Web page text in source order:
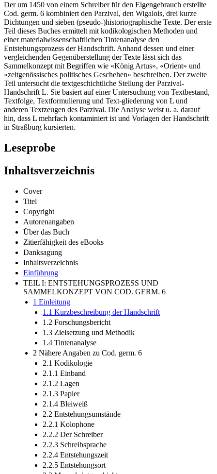
Der um 1450 von einem Schreiber für den Eigengebrauch erstellte
Cod. germ. 6 kombiniert den Parzival, den Wigalois, drei kurze
Dichtungen und sieben (pseudo-)historiographische Texte. Der erste
Teil dieses Buches ermittelt mit kodikologischen Methoden und
einer materialwissenschaftlichen Tintenanalyse den
Entstehungsprozess der Handschrift. Anhand dessen und einer
vergleichenden Gegenüberstellung der Texte lässt sich das
Sammelkonzept mit Begriffen wie «König Artus», «Orient» und
«zeitgenössisches politisches Geschehen» beschreiben. Der zweite
Teil untersucht die textgeschichtliche Stellung der Parzival-
Handschrift L. Sie basiert auf einer Untersuchung von Textbestand,
Textfolge, Textformulierung und Text-gliederung von L und
anderen Textzeugen des Parzival. Die Analyse weist u. a. darauf
hin, dass L mehrfach kontaminiert ist und Vorlagen der Handschrift
in Straßburg kursierten.
Leseprobe
Inhaltsverzeichnis
Cover
Titel
Copyright
Autorenangaben
Über das Buch
Zitierfähigkeit des eBooks
Danksagung
Inhaltsverzeichnis
Einführung
TEIL I: ENTSTEHUNGSPROZESS UND
SAMMELKONZEPT VON COD. GERM. 6
1 Einleitung
1.1 Kurzbeschreibung der Handschrift
1.2 Forschungsbericht
1.3 Zielsetzung und Methodik
1.4 Tintenanalyse
2 Nähere Angaben zu Cod. germ. 6
2.1 Kodikologie
2.1.1 Einband
2.1.2 Lagen
2.1.3 Papier
2.1.4 Bleiweiß
2.2 Entstehungsumstände
2.2.1 Kolophone
2.2.2 Der Schreiber
2.2.3 Schreibsprache
2.2.4 Entstehungszeit
2.2.5 Entstehungsort